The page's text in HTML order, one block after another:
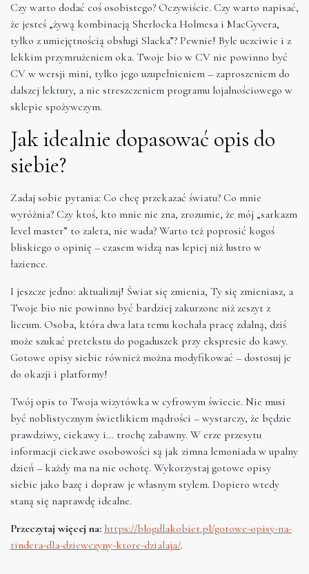
Czy warto dodać coś osobistego? Oczywiście. Czy warto napisać,
że jesteś „żywą kombinacją Sherlocka Holmesa i MacGyvera,
tylko z umiejętnością obsługi Slacka”? Pewnie! Byle uczciwie i z
lekkim przymrużeniem oka. Twoje bio w CV nie powinno być
CV w wersji mini, tylko jego uzupełnieniem – zaproszeniem do
dalszej lektury, a nie streszczeniem programu lojalnościowego w
sklepie spożywczym.
Jak idealnie dopasować opis do
siebie?
Zadaj sobie pytania: Co chcę przekazać światu? Co mnie
wyróżnia? Czy ktoś, kto mnie nie zna, zrozumie, że mój „sarkazm
level master” to zaleta, nie wada? Warto też poprosić kogoś
bliskiego o opinię – czasem widzą nas lepiej niż lustro w
łazience.
I jeszcze jedno: aktualizuj! Świat się zmienia, Ty się zmieniasz, a
Twoje bio nie powinno być bardziej zakurzone niż zeszyt z
liceum. Osoba, która dwa lata temu kochała pracę zdalną, dziś
może szukać pretekstu do pogaduszek przy ekspresie do kawy.
Gotowe opisy siebie również można modyfikować – dostosuj je
do okazji i platformy!
Twój opis to Twoja wizytówka w cyfrowym świecie. Nie musi
być noblistycznym świetlikiem mądrości – wystarczy, że będzie
prawdziwy, ciekawy i… trochę zabawny. W erze przesytu
informacji ciekawe osobowości są jak zimna lemoniada w upalny
dzień – każdy ma na nie ochotę. Wykorzystaj gotowe opisy
siebie jako bazę i dopraw je własnym stylem. Dopiero wtedy
staną się naprawdę idealne.
Przeczytaj więcej na: https://blogdlakobiet.pl/gotowe-opisy-na-
tindera-dla-dziewczyny-ktore-dzialaja/.